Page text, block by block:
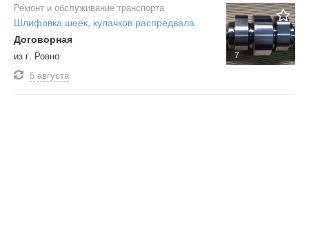
7
Ремонт и обслуживание транспорта
Шлифовка шеек, кулачков распредвала
Договорная
из г. Ровно
5 августа